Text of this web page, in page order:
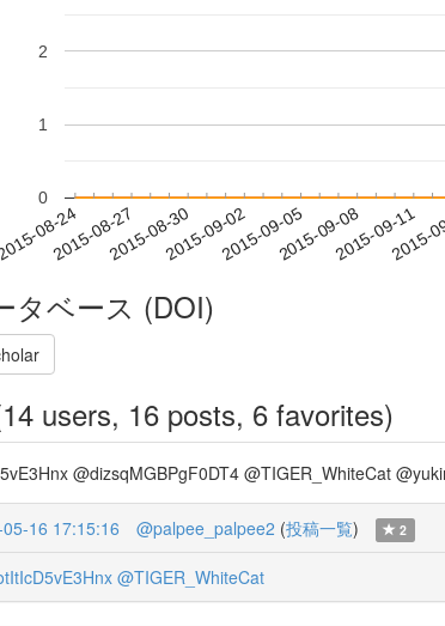
08-24
2015-08-272015-08-302015-09-022015-09-052015-09-082015-09-11
2015-
0
1
2
タベース (DOI)
users, 16 posts, 6 favorites)
@dizsqMGBPgF0DT4 @TIGER_WhiteCat
16 17:15:16 @palpee_palpee2 (投稿一覧) 2
@TIGER_WhiteCat